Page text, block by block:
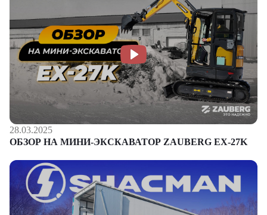
28.03.2025
ОБЗОР НА МИНИ-ЭКСКАВАТОР ZAUBERG EX-27K